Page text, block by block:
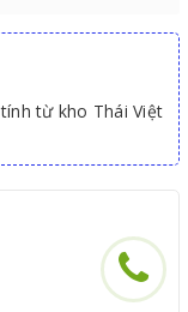
từ kho Thái Việt